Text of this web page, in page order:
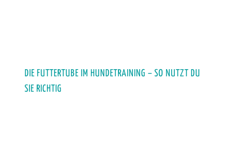
DIE FUTTERTUBE IM HUNDETRAINING – SO NUTZT DU
SIE RICHTIG